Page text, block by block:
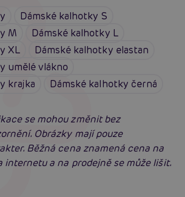
Dámské kalhotky S
M
Dámské kalhotky L
XL
Dámské kalhotky elastan
umělé vlákno
krajka
Dámské kalhotky černá
se mohou změnit bez
Obrázky mají pouze
Běžná cena znamená cena na
internetu a na prodejně se může lišit.